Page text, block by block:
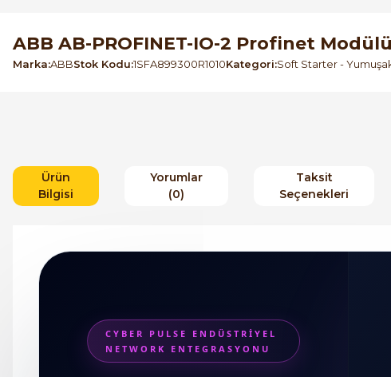
ABB AB-PROFINET-IO-2 Profinet
Marka ABBStok Kodu 1SFA899300R1010Kategori Soft Starter -
Ürün
Bilgisi
Yorumlar
(0)
Taksit
Seçenekleri
CYBER PULSE ENDÜSTRİYEL
NETWORK ENTEGRASYONU